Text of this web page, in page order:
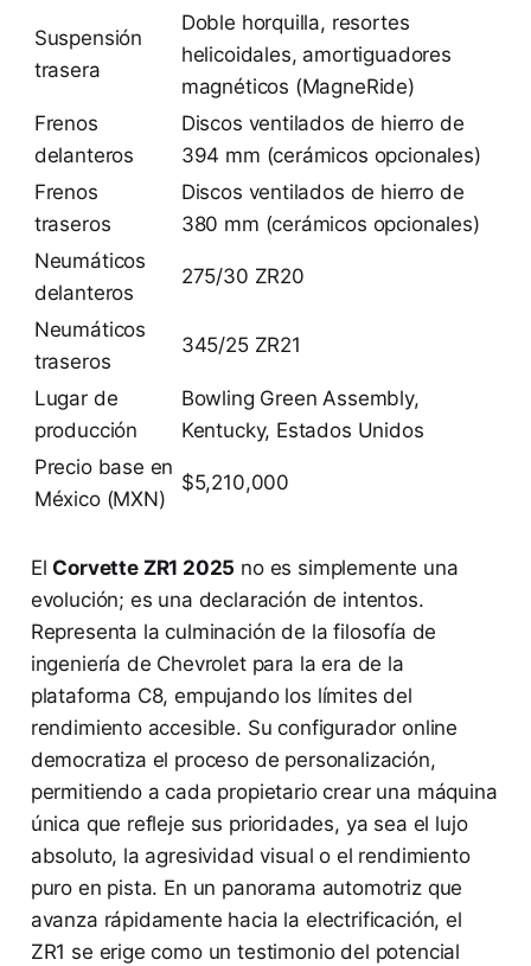
Suspensión
trasera
Doble horquilla, resortes
helicoidales, amortiguadores
magnéticos (MagneRide)
Frenos
delanteros
Discos ventilados de hierro de
394 mm (cerámicos opcionales)
Frenos
traseros
Discos ventilados de hierro de
380 mm (cerámicos opcionales)
Neumáticos
delanteros
275/30 ZR20
Neumáticos
traseros
345/25 ZR21
Lugar de
producción
Bowling Green Assembly,
Kentucky, Estados Unidos
Precio base en
México (MXN)
$5,210,000
El Corvette ZR1 2025 no es simplemente una
evolución; es una declaración de intentos.
Representa la culminación de la filosofía de
ingeniería de Chevrolet para la era de la
plataforma C8, empujando los límites del
rendimiento accesible. Su configurador online
democratiza el proceso de personalización,
permitiendo a cada propietario crear una máquina
única que refleje sus prioridades, ya sea el lujo
absoluto, la agresividad visual o el rendimiento
puro en pista. En un panorama automotriz que
avanza rápidamente hacia la electrificación, el
ZR1 se erige como un testimonio del potencial